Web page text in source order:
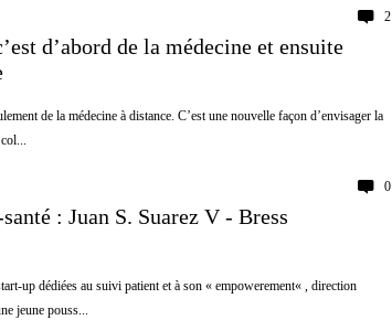
2
d’abord de la médecine et ensuite
de la médecine à distance. C’est une nouvelle façon d’envisager la
0
: Juan S. Suarez V - Bress
up dédiées au suivi patient et à son « empowerement« , direction
jeune pouss...